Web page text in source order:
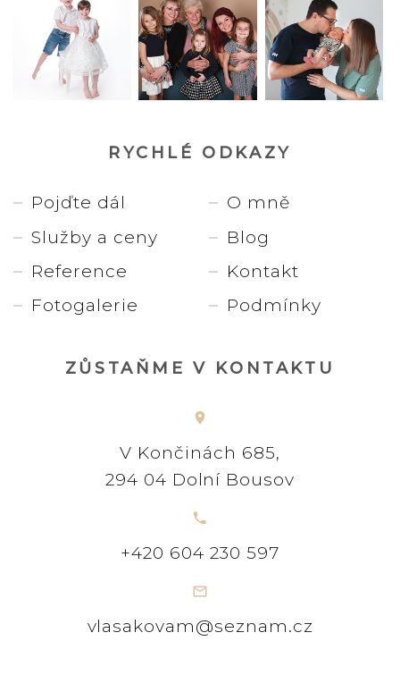
RYCHLÉ ODKAZY
Pojďte dál
Služby a ceny
Reference
Fotogalerie
O mně
Blog
Kontakt
Podmínky
ZŮSTAŇME V KONTAKTU
V Končinách 685,
294 04 Dolní Bousov
+420 604 230 597
vlasakovam@seznam.cz